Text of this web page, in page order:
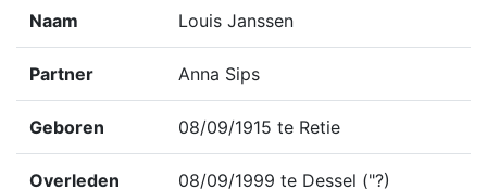
Naam Louis Janssen
Partner Anna Sips
Geboren 08/09/1915 te Retie
Overleden 08/09/1999 te Dessel ("?)